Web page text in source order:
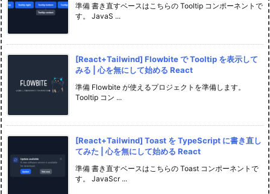
準備 書き直すベースはこちらの Tooltip コンポーネントで
す。 JavaS ...
[React+Tailwind] Flowbite で Tooltip を表示して
みる | 心を無にして始める React
準備 Flowbite が使えるプロジェクトを準備します。
Tooltip コン ...
[React+Tailwind] Toast を TypeScript に書き直し
てみた | 心を無にして始める React
準備 書き直すベースはこちらの Toast コンポーネントで
す。 JavaScr ...